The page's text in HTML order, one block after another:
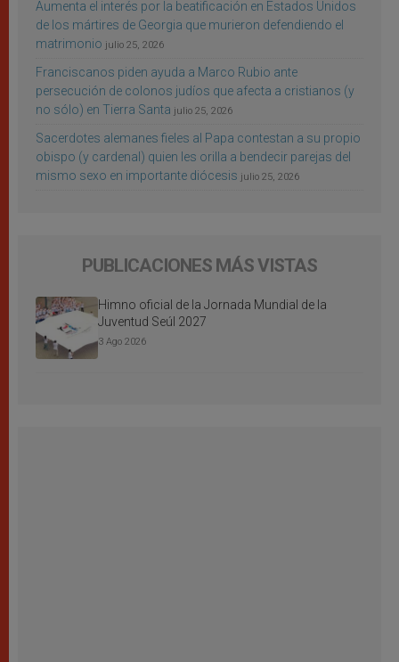
Aumenta el interés por la beatificación en Estados Unidos
de los mártires de Georgia que murieron defendiendo el
matrimonio julio 25, 2026
Franciscanos piden ayuda a Marco Rubio ante
persecución de colonos judíos que afecta a cristianos (y
no sólo) en Tierra Santa julio 25, 2026
Sacerdotes alemanes fieles al Papa contestan a su propio
obispo (y cardenal) quien les orilla a bendecir parejas del
mismo sexo en importante diócesis julio 25, 2026
PUBLICACIONES MÁS VISTAS
Himno oficial de la Jornada Mundial de la
Juventud Seúl 2027
3 Ago 2026